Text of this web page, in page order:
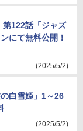
第122話「ジャズ
にて無料公開！
(2025/5/2)
白雪姫」1～26
(2025/5/2)